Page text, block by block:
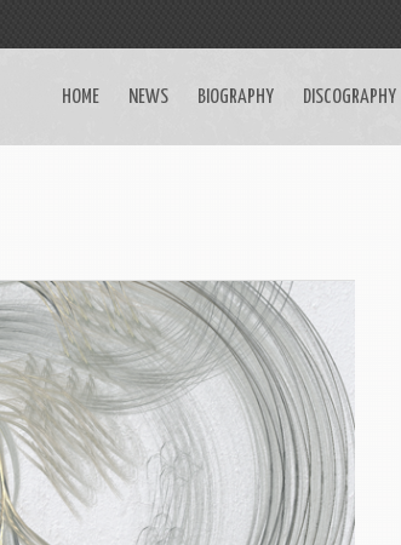
HOME NEWS BIOGRAPHY DISCOGRAPHY